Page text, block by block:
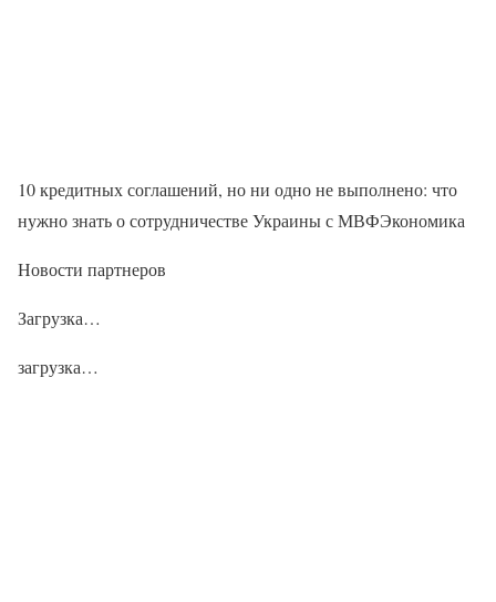
10 кредитных соглашений, но ни одно не выполнено: что
нужно знать о сотрудничестве Украины с МВФЭкономика
Новости партнеров
Загрузка…
загрузка…